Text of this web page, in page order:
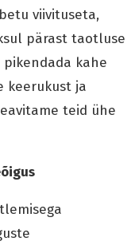
viivituseta,
pärast taotluse
pikendada kahe
keerukust ja
teid ühe